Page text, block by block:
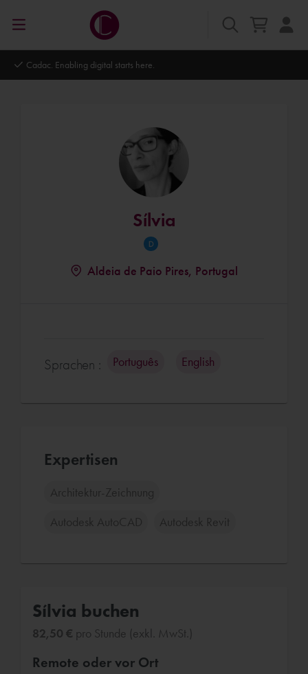
Cadac. Enabling digital starts here.
Sílvia
Aldeia de Paio Pires, Portugal
Sprachen : Português English
Expertisen
Architektur-Zeichnung
Autodesk AutoCAD Autodesk Revit
Sílvia buchen
82,50 € pro Stunde (exkl. MwSt.)
Remote oder vor Ort